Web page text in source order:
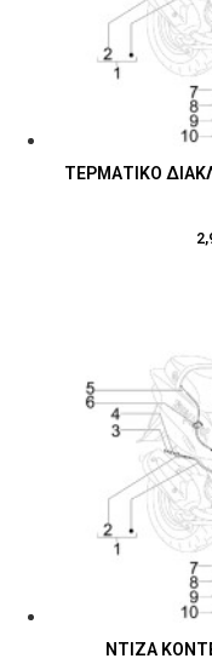
ΤΕΡΜΑΤΙΚΟ
ΝΤΙΖΑ